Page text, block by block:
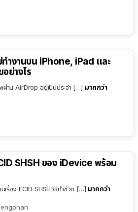
ำงานบน iPhone, iPad และ
ย่างไร
ผ่าน AirDrop อยู่เป็นประจำ […] มากกว่า
SHSH ของ iDevice พร้อม
เรื่อง ECID SHSHวิธีทำชีวิต […] มากกว่า